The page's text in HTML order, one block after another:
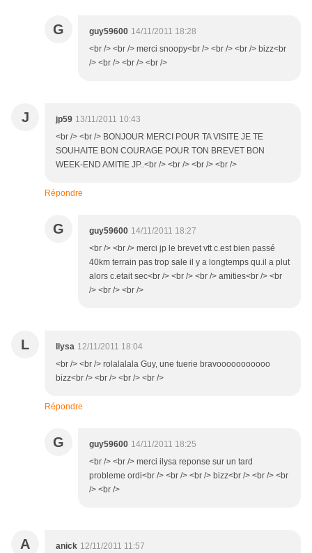
G guy59600 14/11/2011 18:28
<br /> <br /> merci snoopy<br /> <br /> <br /> bizz<br
/> <br /> <br /> <br />
J jp59 13/11/2011 10:43
<br /> <br /> BONJOUR MERCI POUR TA VISITE JE TE
SOUHAITE BON COURAGE POUR TON BREVET BON
WEEK-END AMITIE JP..<br /> <br /> <br /> <br />
Répondre
G guy59600 14/11/2011 18:27
<br /> <br /> merci jp le brevet vtt c.est bien passé
40km terrain pas trop sale il y a longtemps qu.il a plut
alors c.etait sec<br /> <br /> <br /> amities<br /> <br
/> <br /> <br />
L llysa 12/11/2011 18:04
<br /> <br /> rolalalala Guy, une tuerie bravooooooooooo
bizz<br /> <br /> <br /> <br />
Répondre
G guy59600 14/11/2011 18:25
<br /> <br /> merci ilysa reponse sur un tard
probleme ordi<br /> <br /> <br /> bizz<br /> <br /> <br
/> <br />
A anick 12/11/2011 11:57